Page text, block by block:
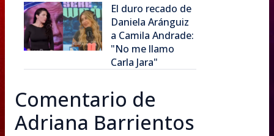
El duro recado de
Daniela Aránguiz
a Camila Andrade:
"No me llamo
Carla Jara"
Comentario de
Adriana Barrientos